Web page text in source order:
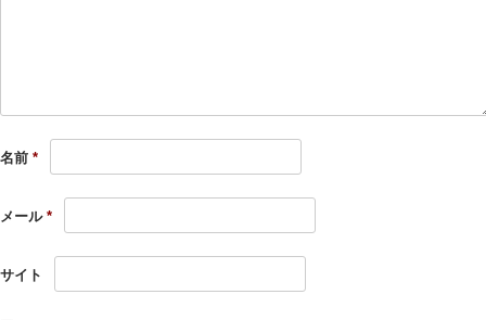
名前 *
メール *
サイト